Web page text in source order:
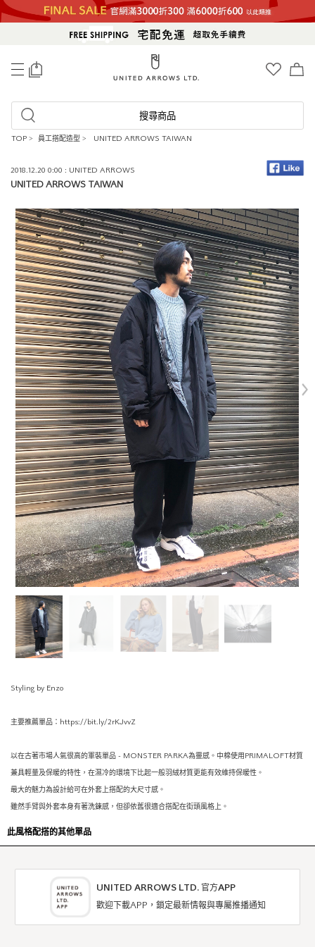
搜尋商品
TOP > 員工搭配造型 > UNITED ARROWS TAIWAN
2018.12.20 0:00 : UNITED ARROWS
UNITED ARROWS TAIWAN
Styling by Enzo
主要推薦單品：https://bit.ly/2rKJvvZ
以在古著市場人氣很高的軍裝單品 - MONSTER PARKA為靈感。中棉使用PRIMALOFT材質
兼具輕量及保暖的特性，在濕冷的環境下比起一般羽絨材質更能有效維持保暖性。
最大的魅力為設計給可在外套上搭配的大尺寸感。
雖然手臂與外套本身有著洗鍊感，但卻依舊很適合搭配在街頭風格上。
此風格配搭的其他單品
UNITED ARROWS LTD. 官方APP
歡迎下載APP，鎖定最新情報與專屬推播通知